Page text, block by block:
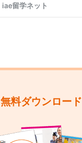
無料ダウンロード